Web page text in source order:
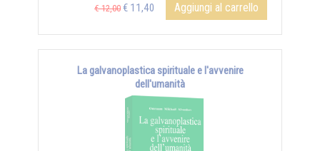
€ 12,00 € 11,40 Aggiungi al carrello
La galvanoplastica spirituale e l'avvenire
dell'umanità